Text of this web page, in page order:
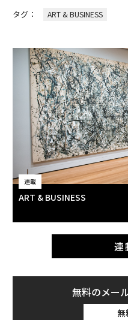
タグ：
ART & BUSINESS
連載
ART & BUSINESS
連
無料のメー